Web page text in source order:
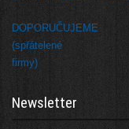
DOPORUČUJEME
(spřátelené
firmy)
Newsletter